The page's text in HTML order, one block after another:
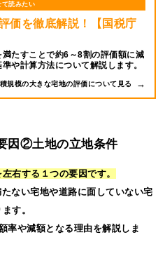
て読みたい
価を徹底解説！【国税庁
たすことで約6～8割の評価額に減
や計算方法について解説します。
規模の大きな宅地の評価について見る
因②土地の立地条件
右する１つの要因です。
ない宅地や道路に面していない宅
す。
率や減額となる理由を解説しま